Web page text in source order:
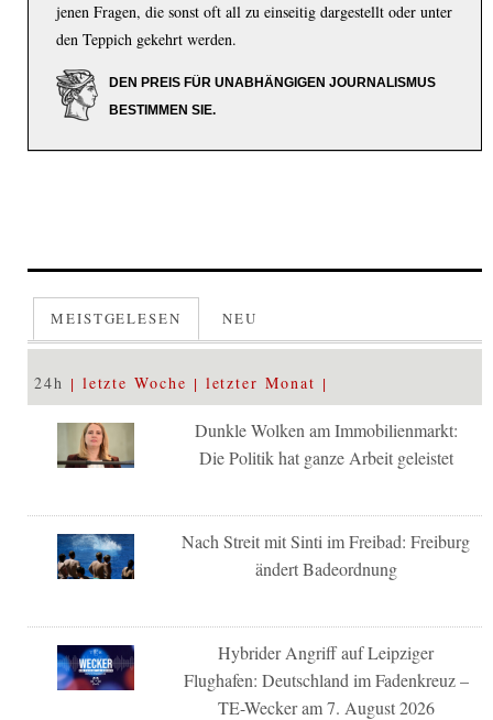
jenen Fragen, die sonst oft all zu einseitig dargestellt oder unter
den Teppich gekehrt werden.
DEN PREIS FÜR UNABHÄNGIGEN JOURNALISMUS
BESTIMMEN SIE.
MEISTGELESEN NEU
24h letzte Woche letzter Monat
Dunkle Wolken am Immobilienmarkt:
Die Politik hat ganze Arbeit geleistet
Nach Streit mit Sinti im Freibad: Freiburg
ändert Badeordnung
Hybrider Angriff auf Leipziger
Flughafen: Deutschland im Fadenkreuz –
TE-Wecker am 7. August 2026